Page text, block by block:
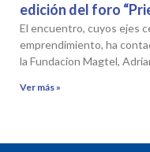
edición del foro
El encuentro, cuyos ejes
emprendimiento, ha
la Fundacion Magtel,
Ver más »